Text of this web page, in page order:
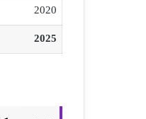
2020
2025